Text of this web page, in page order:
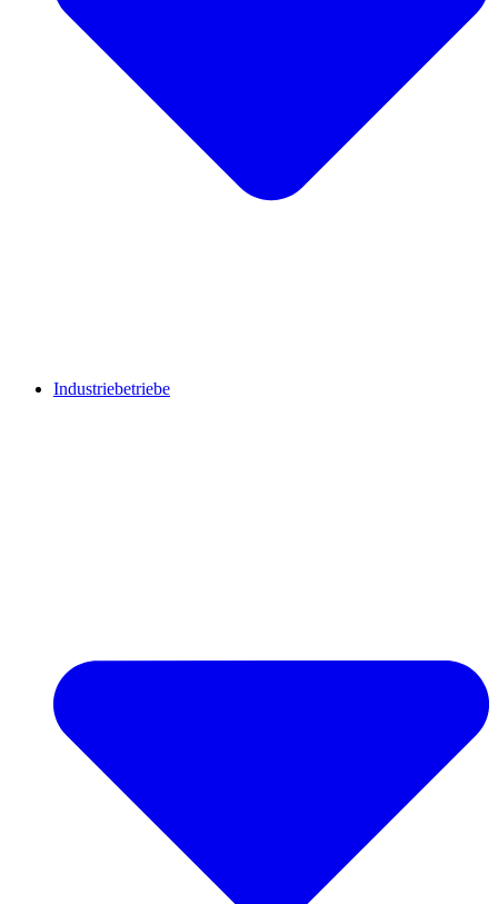
Industriebetriebe